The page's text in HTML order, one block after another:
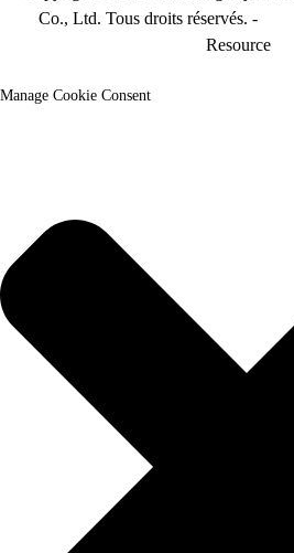
Co., Ltd. Tous droits réservés. -
Resource
Manage Cookie Consent